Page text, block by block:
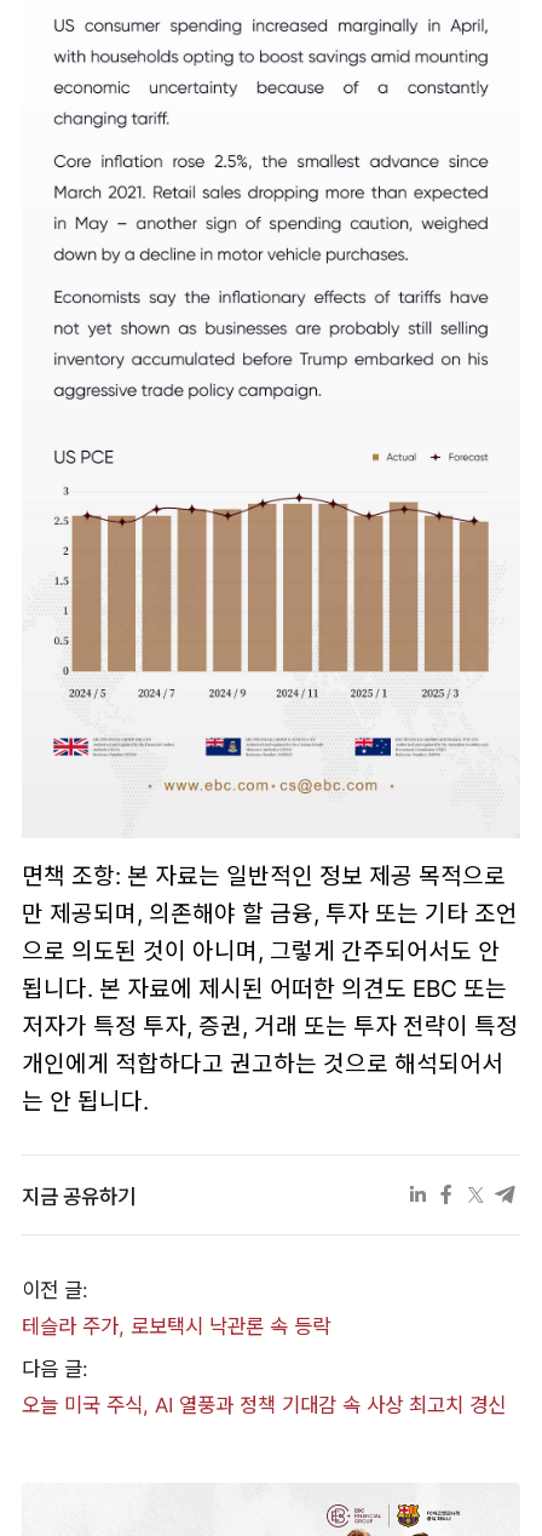
면책 조항: 본 자료는 일반적인 정보 제공 목적으로
만 제공되며, 의존해야 할 금융, 투자 또는 기타 조언
으로 의도된 것이 아니며, 그렇게 간주되어서도 안
됩니다. 본 자료에 제시된 어떠한 의견도 EBC 또는
저자가 특정 투자, 증권, 거래 또는 투자 전략이 특정
개인에게 적합하다고 권고하는 것으로 해석되어서
는 안 됩니다.
지금 공유하기
이전 글:
테슬라 주가, 로보택시 낙관론 속 등락
다음 글:
오늘 미국 주식, AI 열풍과 정책 기대감 속 사상 최고치 경신